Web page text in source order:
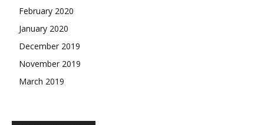
February 2020
January 2020
December 2019
November 2019
March 2019